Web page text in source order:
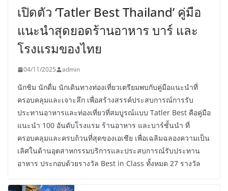
เปิดตัว ‘Tatler Best Thailand’ คู่มือ
แนะนำสุดยอดร้านอาหาร บาร์ และ
โรงแรมของไทย
04/11/2025 admin
นักชิม นักดื่ม นักเดินทางท่องเที่ยวเตรียมพบกับคู่มือแนะนำที่
ครอบคลุมและเจาะลึก เพื่อสร้างสรรค์ประสบการณ์การรับ
ประทานอาหารและท่องเที่ยวที่สมบูรณ์แบบ Tatler Best คือคู่มือ
แนะนำ 100 อันดับโรงแรม ร้านอาหาร และบาร์ชั้นนำ ที่
ครอบคลุมและครบถ้วนที่สุดของเอเชีย เพื่อเฉลิมฉลองความเป็น
เลิศในด้านอุตสาหกรรมบริการและประสบการณ์รับประทาน
อาหาร ประกอบด้วยรางวัล Best in Class ทั้งหมด 27 รางวัล